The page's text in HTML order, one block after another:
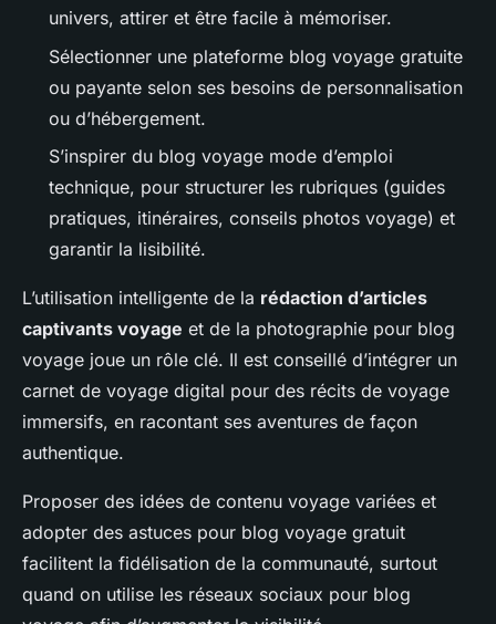
univers, attirer et être facile à mémoriser.
Sélectionner une plateforme blog voyage gratuite
ou payante selon ses besoins de personnalisation
ou d’hébergement.
S’inspirer du blog voyage mode d’emploi
technique, pour structurer les rubriques (guides
pratiques, itinéraires, conseils photos voyage) et
garantir la lisibilité.
L’utilisation intelligente de la rédaction d’articles
captivants voyage et de la photographie pour blog
voyage joue un rôle clé. Il est conseillé d’intégrer un
carnet de voyage digital pour des récits de voyage
immersifs, en racontant ses aventures de façon
authentique.
Proposer des idées de contenu voyage variées et
adopter des astuces pour blog voyage gratuit
facilitent la fidélisation de la communauté, surtout
quand on utilise les réseaux sociaux pour blog